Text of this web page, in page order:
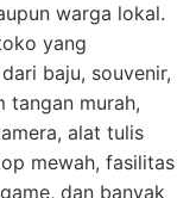
warga lokal.
yang
baju, souvenir,
tangan murah,
alat tulis
mewah, fasilitas
dan banyak